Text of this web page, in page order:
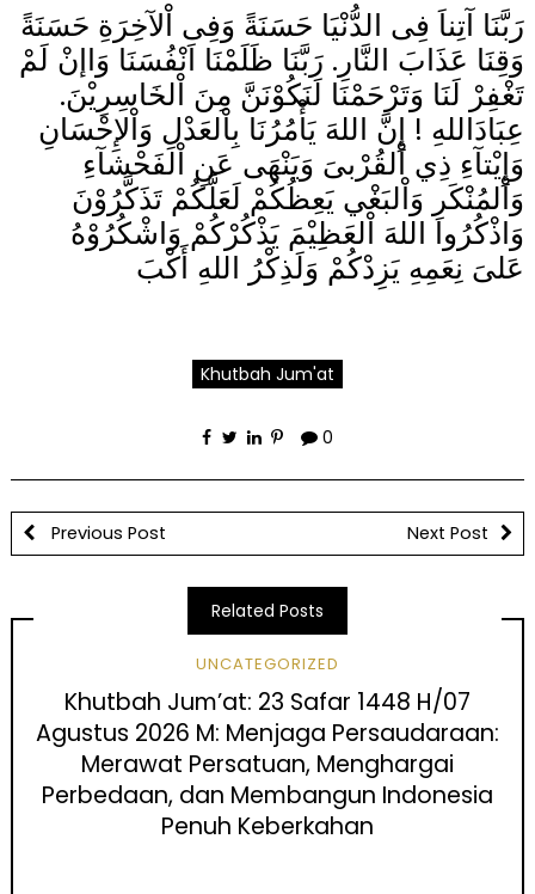
رَبَّنَا آتِناَ فِى الدُّنْيَا حَسَنَةً وَفِى اْلآخِرَةِ حَسَنَةً
وَقِنَا عَذَابَ النَّارِ. رَبَّنَا ظَلَمْنَا اَنْفُسَنَا وَاإنْ لَمْ
تَغْفِرْ لَنَا وَتَرْحَمْنَا لَنَكُوْنَنَّ مِنَ اْلخَاسِرِيْنَ.
عِبَادَاللهِ ! إِنَّ اللهَ يَأْمُرُنَا بِاْلعَدْلِ وَاْلإِحْسَانِ
وَإِيْتآءِ ذِي اْلقُرْبىَ وَيَنْهَى عَنِ اْلفَحْشآءِ
وَاْلمُنْكَرِ وَاْلبَغْي يَعِظُكُمْ لَعَلَّكُمْ تَذَكَّرُوْنَ
وَاذْكُرُوا اللهَ اْلعَظِيْمَ يَذْكُرْكُمْ وَاشْكُرُوْهُ
عَلىَ نِعَمِهِ يَزِدْكُمْ وَلَذِكْرُ اللهِ أَكْبَ
Khutbah Jum'at
0
Previous Post Next Post
Related Posts
UNCATEGORIZED
Khutbah Jum’at: 23 Safar 1448 H/07
Agustus 2026 M: Menjaga Persaudaraan:
Merawat Persatuan, Menghargai
Perbedaan, dan Membangun Indonesia
Penuh Keberkahan